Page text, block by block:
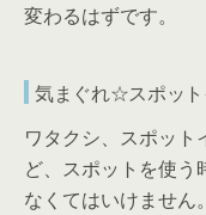
変わるはずです。
気まぐれ☆スポッ
ワタクシ、スポット
ど、スポットを使
なくてはいけません